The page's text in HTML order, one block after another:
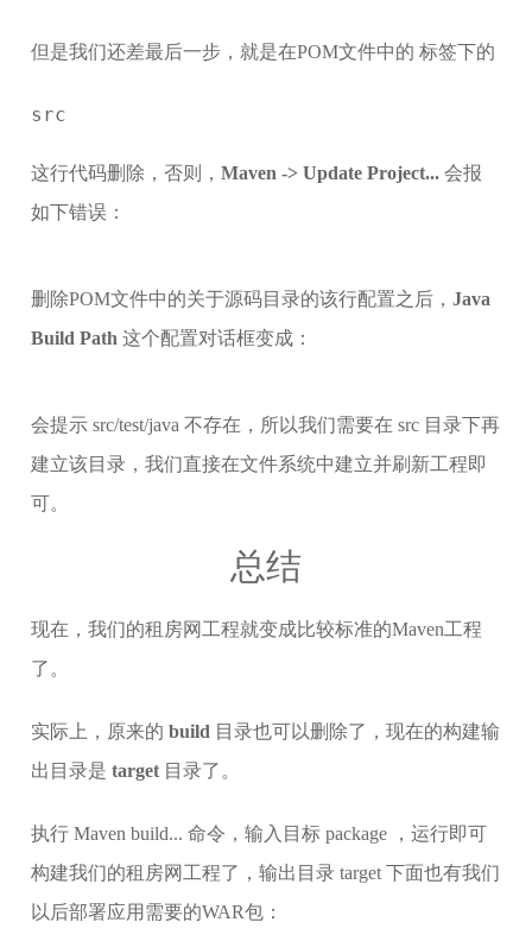
但是我们还差最后一步，就是在POM文件中的标签下的
src
这行代码删除，否则，Maven -> Update Project... 会报
如下错误：
删除POM文件中的关于源码目录的该行配置之后，Java
Build Path这个配置对话框变成：
会提示 src/test/java 不存在，所以我们需要在 src 目录下再
建立该目录，我们直接在文件系统中建立并刷新工程即
可。
总结
现在，我们的租房网工程就变成比较标准的Maven工程
了。
实际上，原来的build 目录也可以删除了，现在的构建输
出目录是target 目录了。
执行 Maven build... 命令，输入目标 package ，运行即可
构建我们的租房网工程了，输出目录 target 下面也有我们
以后部署应用需要的WAR包：